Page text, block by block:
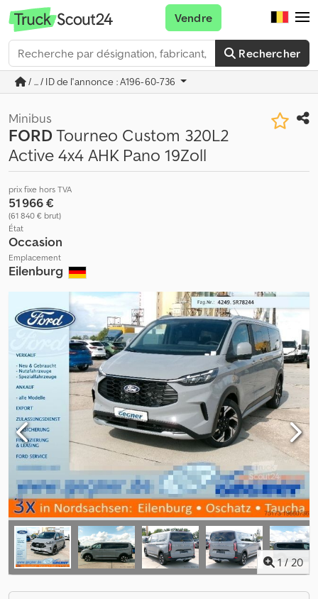
Rechercher
Vendre
/ ... / ID de l'annonce : A196-60-736
Minibus
FORDTourneo Custom 320L2
Active 4x4 AHK Pano 19Zoll
prix fixe hors TVA
51 966 €
(61 840 € brut)
État
Occasion
Emplacement
Eilenburg
1 / 20